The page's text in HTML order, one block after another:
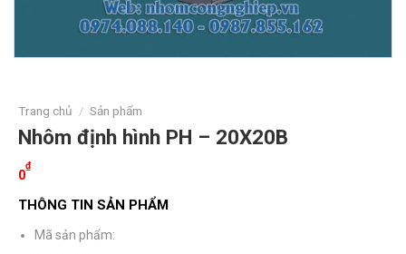
Trang chủ / Sản phẩm
Nhôm định hình PH – 20X20B
0
₫
THÔNG TIN SẢN PHẨM
Mã sản phẩm: